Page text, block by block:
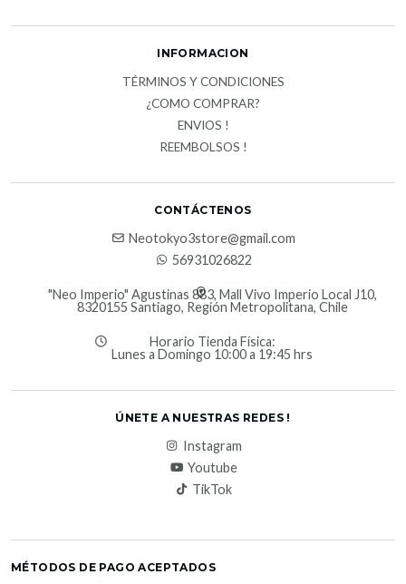
INFORMACION
TÉRMINOS Y CONDICIONES
¿COMO COMPRAR?
ENVIOS !
REEMBOLSOS !
CONTÁCTENOS
Neotokyo3store@gmail.com
56931026822
"Neo Imperio" Agustinas 883, Mall Vivo Imperio Local J10,
8320155 Santiago, Región Metropolitana, Chile
Horario Tienda Física:
Lunes a Domingo 10:00 a 19:45 hrs
ÚNETE A NUESTRAS REDES !
Instagram
Youtube
TikTok
MÉTODOS DE PAGO ACEPTADOS